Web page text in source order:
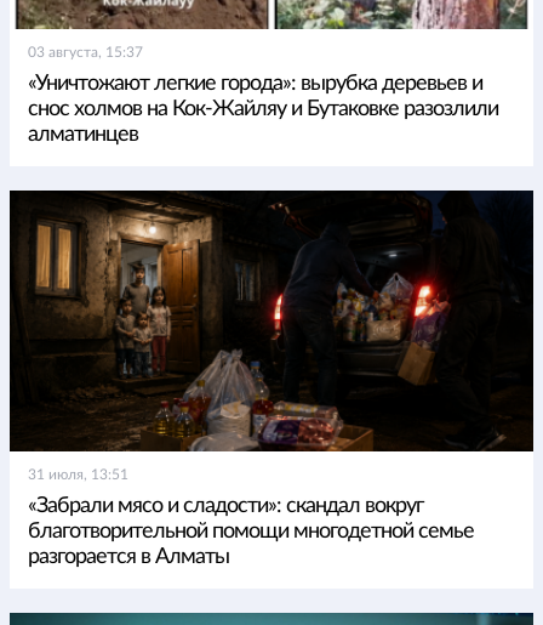
03 августа, 15:37
«Уничтожают легкие города»: вырубка деревьев и
снос холмов на Кок-Жайляу и Бутаковке разозлили
алматинцев
31 июля, 13:51
«Забрали мясо и сладости»: скандал вокруг
благотворительной помощи многодетной семье
разгорается в Алматы